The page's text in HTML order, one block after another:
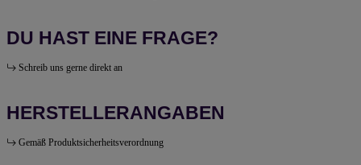
DU HAST EINE FRAGE?
Schreib uns gerne direkt an
HERSTELLERANGABEN
Gemäß Produktsicherheitsverordnung